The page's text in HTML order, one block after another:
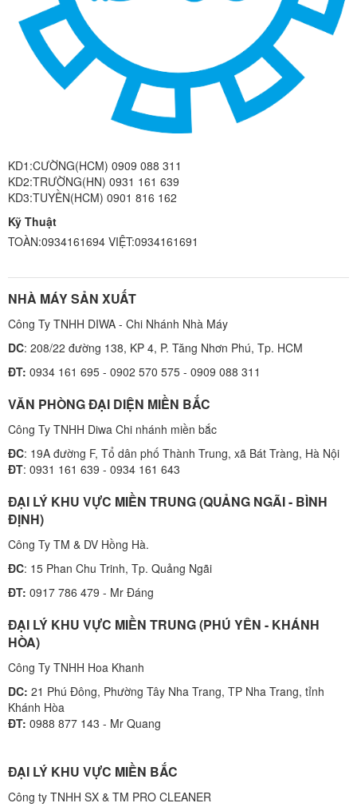
KD1:CƯỜNG(HCM) 0909 088 311
KD2:TRƯỜNG(HN) 0931 161 639
KD3:TUYỀN(HCM) 0901 816 162
Kỹ Thuật
TOÀN:0934161694 VIỆT:0934161691
NHÀ MÁY SẢN XUẤT
Công Ty TNHH DIWA - Chi Nhánh Nhà Máy
DC: 208/22 đường 138, KP 4, P. Tăng Nhơn Phú, Tp. HCM
ĐT: 0934 161 695 - 0902 570 575 - 0909 088 311
VĂN PHÒNG ĐẠI DIỆN MIỀN BẮC
Công Ty TNHH Diwa Chi nhánh miền bắc
ĐC: 19A đường F, Tổ dân phố Thành Trung, xã Bát Tràng, Hà Nội
ĐT: 0931 161 639 - 0934 161 643
ĐẠI LÝ KHU VỰC MIỀN TRUNG (QUẢNG NGÃI - BÌNH
ĐỊNH)
Công Ty TM & DV Hồng Hà.
ĐC: 15 Phan Chu Trinh, Tp. Quảng Ngãi
ĐT: 0917 786 479 - Mr Đáng
ĐẠI LÝ KHU VỰC MIỀN TRUNG (PHÚ YÊN - KHÁNH
HÒA)
Công Ty TNHH Hoa Khanh
DC: 21 Phú Đông, Phường Tây Nha Trang, TP Nha Trang, tỉnh
Khánh Hòa
ĐT: 0988 877 143 - Mr Quang
ĐẠI LÝ KHU VỰC MIỀN BẮC
Công ty TNHH SX & TM PRO CLEANER